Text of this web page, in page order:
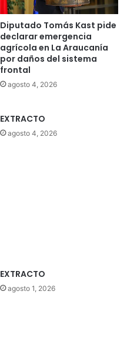
Diputado Tomás Kast pide
declarar emergencia
agrícola en La Araucanía
por daños del sistema
frontal
agosto 4, 2026
EXTRACTO
agosto 4, 2026
EXTRACTO
agosto 1, 2026